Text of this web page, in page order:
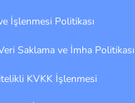
İşlenmesi Politikası
Saklama ve İmha Politikası
KVKK İşlenmesi